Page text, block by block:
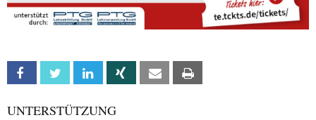
Facebook Twitter Linkedin Xing Email
UNTERSTÜTZUNG